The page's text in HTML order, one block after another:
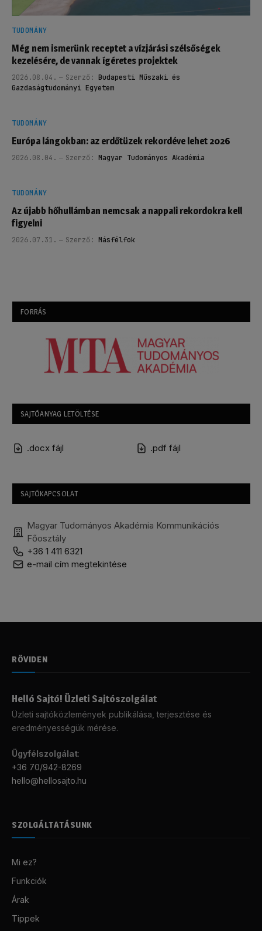
TUDOMÁNY
Még nem ismerünk receptet a vízjárási szélsőségek
kezelésére, de vannak ígéretes projektek
2026.08.04. Szerző: Budapesti Műszaki és
Gazdaságtudományi Egyetem
TUDOMÁNY
Európa lángokban: az erdőtüzek rekordéve lehet 2026
2026.08.04. Szerző: Magyar Tudományos Akadémia
TUDOMÁNY
Az újabb hőhullámban nemcsak a nappali rekordokra kell
figyelni
2026.07.31. Szerző: Másfélfok
FORRÁS
SAJTÓANYAG LETÖLTÉSE
.docx fájl .pdf fájl
SAJTÓKAPCSOLAT
Magyar Tudományos Akadémia Kommunikációs
Főosztály
+36 1 411 6321
e-mail cím megtekintése
RÖVIDEN
Helló Sajtó! Üzleti Sajtószolgálat
Üzleti sajtóközlemények publikálása, terjesztése és
eredményességük mérése.
Ügyfélszolgálat:
+36 70/942-8269
hello@hellosajto.hu
SZOLGÁLTATÁSUNK
Mi ez?
Funkciók
Árak
Tippek